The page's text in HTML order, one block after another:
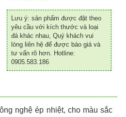
Lưu ý: sản phẩm được đặt theo
yêu cầu với kích thước và loại
đá khác nhau, Quý khách vui
lòng liên hệ để được báo giá và
tư vấn rõ hơn. Hotline:
0905.583.186
nghệ ép nhiệt, cho màu sắc